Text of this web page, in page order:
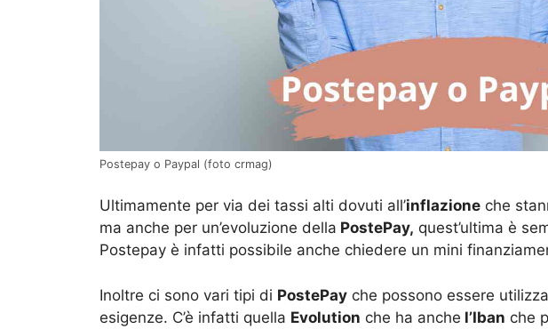
Postepay o Paypal (foto crmag)
Ultimamente per via dei tassi alti dovuti all’inflazione che
ma anche per un’evoluzione della PostePay, quest’ultima è
Postepay è infatti possibile anche chiedere un mini
Inoltre ci sono vari tipi di PostePay che possono essere
esigenze. C’è infatti quella Evolution che ha anche l’Iban che